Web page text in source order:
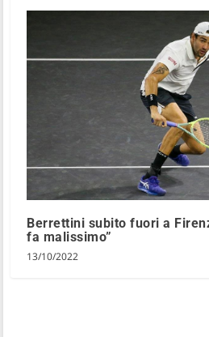
Berrettini subito fuori a
fa malissimo”
13/10/2022